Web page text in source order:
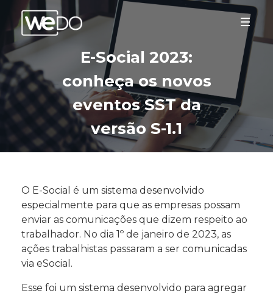
E-Social 2023:
conheça os novos
eventos SST da
versão S-1.1
O E-Social é um sistema desenvolvido
especialmente para que as empresas possam
enviar as comunicações que dizem respeito ao
trabalhador. No dia 1º de janeiro de 2023, as
ações trabalhistas passaram a ser comunicadas
via eSocial.
Esse foi um sistema desenvolvido para agregar